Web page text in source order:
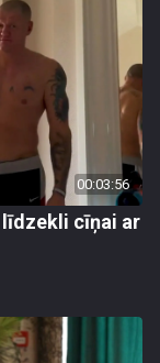
00:03:56
līdzekli cīņai ar